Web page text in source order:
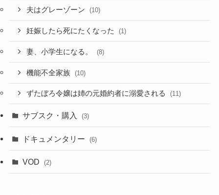
夫はグレーゾーン (10)
妊娠したら死にたくなった (1)
妻、小学生になる。 (8)
機能不全家族 (10)
ずたぼろ令嬢は姉の元婚約者に溺愛される (11)
サブスク・購入 (3)
ドキュメンタリー (6)
VOD (2)